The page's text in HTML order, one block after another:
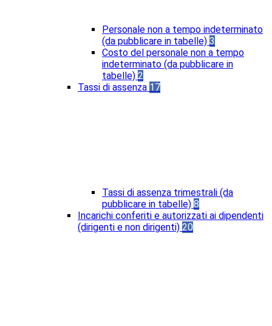
Personale non a tempo indeterminato
(da pubblicare in tabelle) 3
Costo del personale non a tempo
indeterminato (da pubblicare in
tabelle) 2
Tassi di assenza 17
Tassi di assenza trimestrali (da
pubblicare in tabelle) 8
Incarichi conferiti e autorizzati ai dipendenti
(dirigenti e non dirigenti) 20